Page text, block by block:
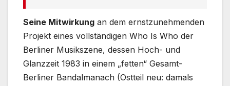
Seine Mitwirkung an dem ernstzunehmenden
Projekt eines vollständigen Who Is Who der
Berliner Musikszene, dessen Hoch- und
Glanzzeit 1983 in einem „fetten“ Gesamt-
Berliner Bandalmanach (Ostteil neu: damals